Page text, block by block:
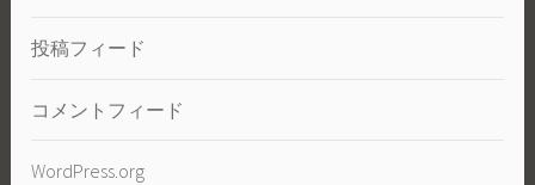
投稿フィード
コメントフィード
WordPress.org